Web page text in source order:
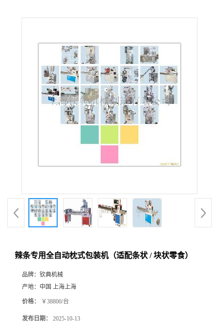
辣条专用全自动枕式包装机（适配条状 / 块状零食）
品牌： 钦典机械
产地： 中国 上海上海
价格： ￥38800/台
发布日期： 2025-10-13